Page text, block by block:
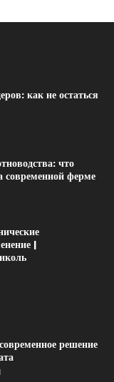
как не остаться
что
современной ферме
|
решение